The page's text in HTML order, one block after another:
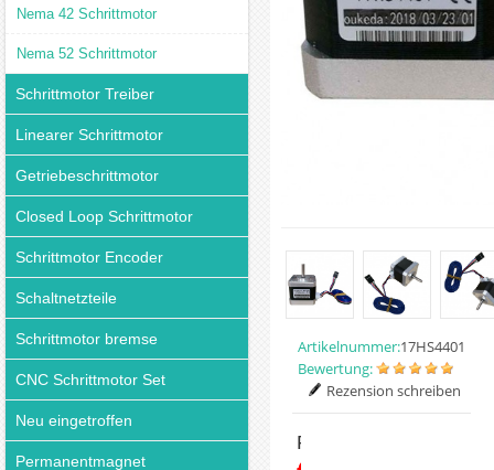
Nema 42 Schrittmotor
Nema 52 Schrittmotor
Schrittmotor Treiber
Linearer Schrittmotor
Getriebeschrittmotor
Closed Loop Schrittmotor
Schrittmotor Encoder
Schaltnetzteile
Schrittmotor bremse
CNC Schrittmotor Set
Neu eingetroffen
Permanentmagnet
Artikelnummer:17HS4401
Bewertung:
Rezension schreiben
Preis: